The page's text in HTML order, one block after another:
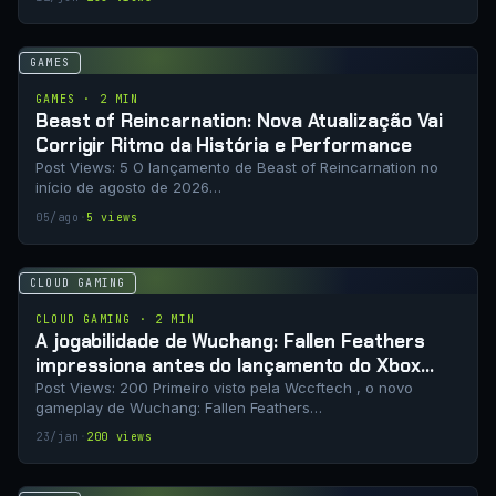
GAMES
GAMES · 2 MIN
Beast of Reincarnation: Nova Atualização Vai
Corrigir Ritmo da História e Performance
Post Views: 5 O lançamento de Beast of Reincarnation no
início de agosto de 2026…
05/ago · 5 views
CLOUD GAMING
CLOUD GAMING · 2 MIN
A jogabilidade de Wuchang: Fallen Feathers
impressiona antes do lançamento do Xbox
Game Pass
Post Views: 200 Primeiro visto pela Wccftech , o novo
gameplay de Wuchang: Fallen Feathers…
23/jan · 200 views